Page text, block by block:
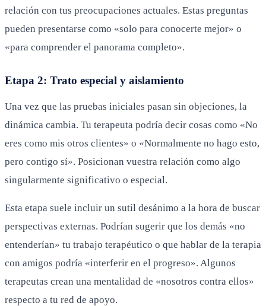
relación con tus preocupaciones actuales. Estas preguntas
pueden presentarse como «solo para conocerte mejor» o
«para comprender el panorama completo».
Etapa 2: Trato especial y aislamiento
Una vez que las pruebas iniciales pasan sin objeciones, la
dinámica cambia. Tu terapeuta podría decir cosas como «No
eres como mis otros clientes» o «Normalmente no hago esto,
pero contigo sí». Posicionan vuestra relación como algo
singularmente significativo o especial.
Esta etapa suele incluir un sutil desánimo a la hora de buscar
perspectivas externas. Podrían sugerir que los demás «no
entenderían» tu trabajo terapéutico o que hablar de la terapia
con amigos podría «interferir en el progreso». Algunos
terapeutas crean una mentalidad de «nosotros contra ellos»
respecto a tu red de apoyo.